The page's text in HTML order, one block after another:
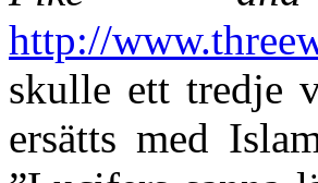
http://
skulle ett tredje
ersätts med